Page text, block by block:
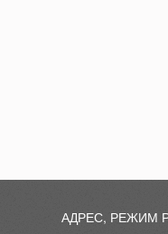
АДРЕС, РЕЖИМ